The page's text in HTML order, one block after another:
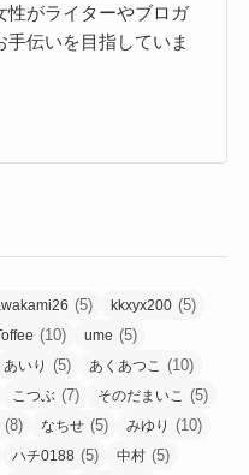
性がライターやブロガ
伝いを目指していま
(5) kkxyx200 (5)
(10) ume (5)
あいり (5) あくあつこ (10)
こつぶ (7) そのだまいこ (5)
(8) なちせ (5) みゆり (10)
ハチ0188 (5) 中村 (5)